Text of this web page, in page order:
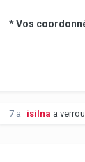
* Vos
7 a isilna a